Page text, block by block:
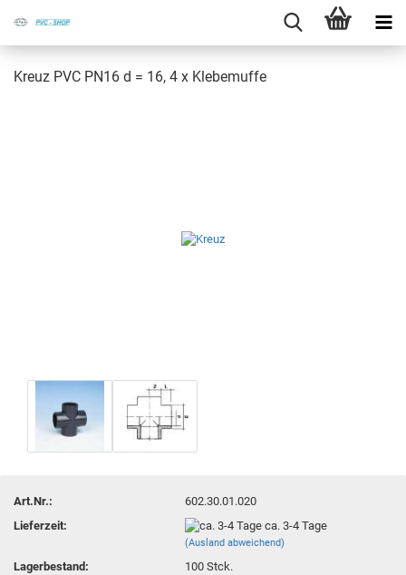
Kreuz PVC PN16 d = 16, 4 x Kle­be­muf­fe
Art.Nr.:
602.30.01.020
Lieferzeit:
ca. 3-4 Tage
(Ausland abweichend)
Lagerbestand: 100Stck.